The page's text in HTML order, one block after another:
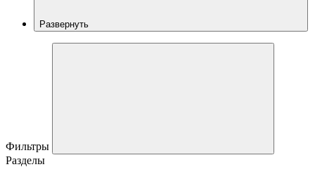
Развернуть
Фильтры
Разделы